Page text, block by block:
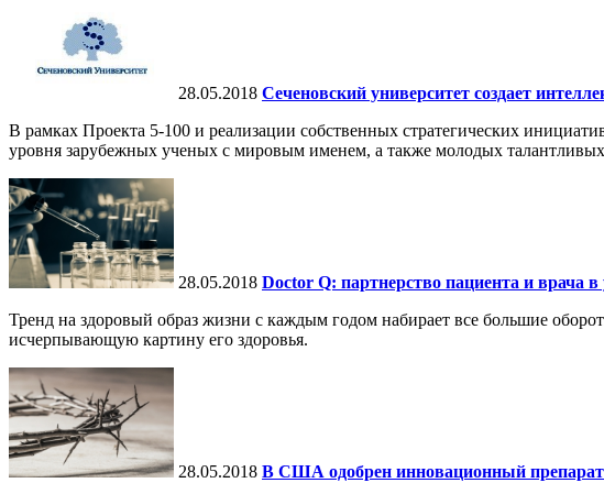
28.05.2018 Сеченовский университет создает
В рамках Проекта 5-100 и реализации собственных стратегических
уровня зарубежных ученых с мировым именем, а также молодых
28.05.2018 Doctor Q: партнерство пациента и врача
Тренд на здоровый образ жизни с каждым годом набирает все большие
исчерпывающую картину его здоровья.
28.05.2018 В США одобрен инновационный